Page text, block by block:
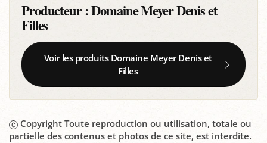
Producteur :Domaine Meyer Denis et
Filles
Voir les produits Domaine Meyer Denis et
Filles
Copyright Toute reproduction ou utilisation, totale ou
partielle des contenus et photos de ce site, est interdite.